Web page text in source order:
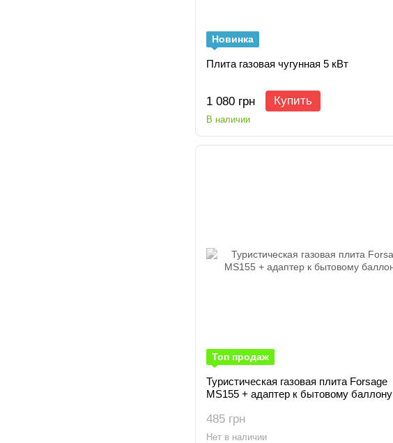
Новинка
Плита газовая чугунная 5 кВт
1 080 грн Купить
В наличии
Топ продаж
Туристическая газовая плита Forsage
MS155 + адаптер к бытовому баллону
485 грн
Нет в наличии